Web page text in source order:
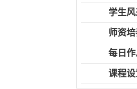
学生
师资
每日
课程